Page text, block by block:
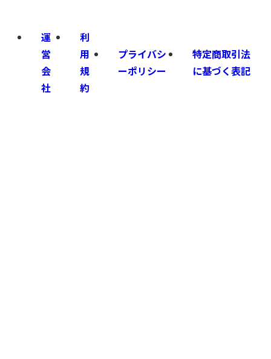
運
営
会
社
利
用
規
約
プライバシ
ーポリシー
特定商取引法
に基づく表記